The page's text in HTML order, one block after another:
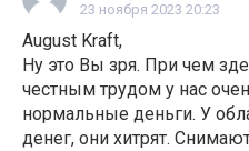
23 ноября 2023 20:23
August Kraft,
Ну это Вы зря. При чем
честным трудом у нас
нормальные деньги. У
денег, они хитрят.